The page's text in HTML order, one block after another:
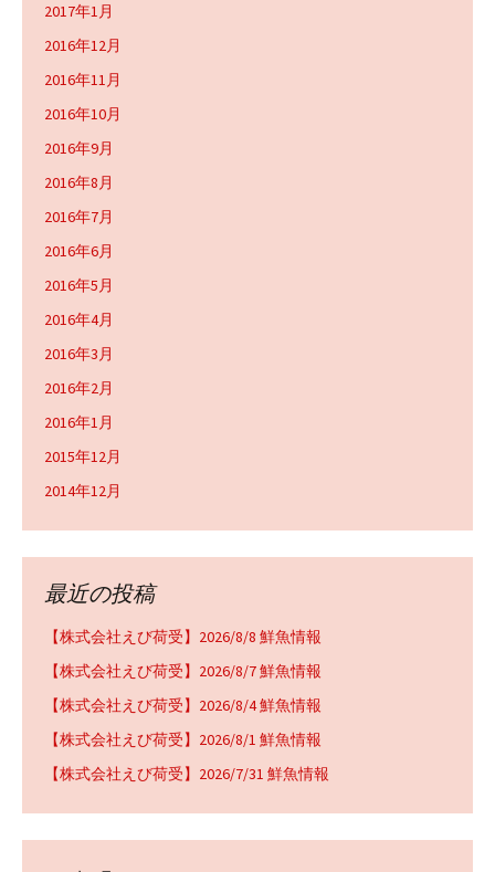
2017年1月
2016年12月
2016年11月
2016年10月
2016年9月
2016年8月
2016年7月
2016年6月
2016年5月
2016年4月
2016年3月
2016年2月
2016年1月
2015年12月
2014年12月
最近の投稿
【株式会社えび荷受】2026/8/8 鮮魚情報
【株式会社えび荷受】2026/8/7 鮮魚情報
【株式会社えび荷受】2026/8/4 鮮魚情報
【株式会社えび荷受】2026/8/1 鮮魚情報
【株式会社えび荷受】2026/7/31 鮮魚情報